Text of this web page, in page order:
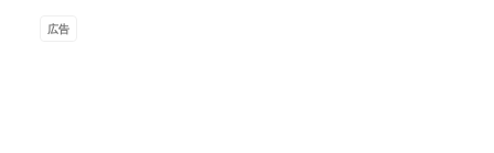
広告